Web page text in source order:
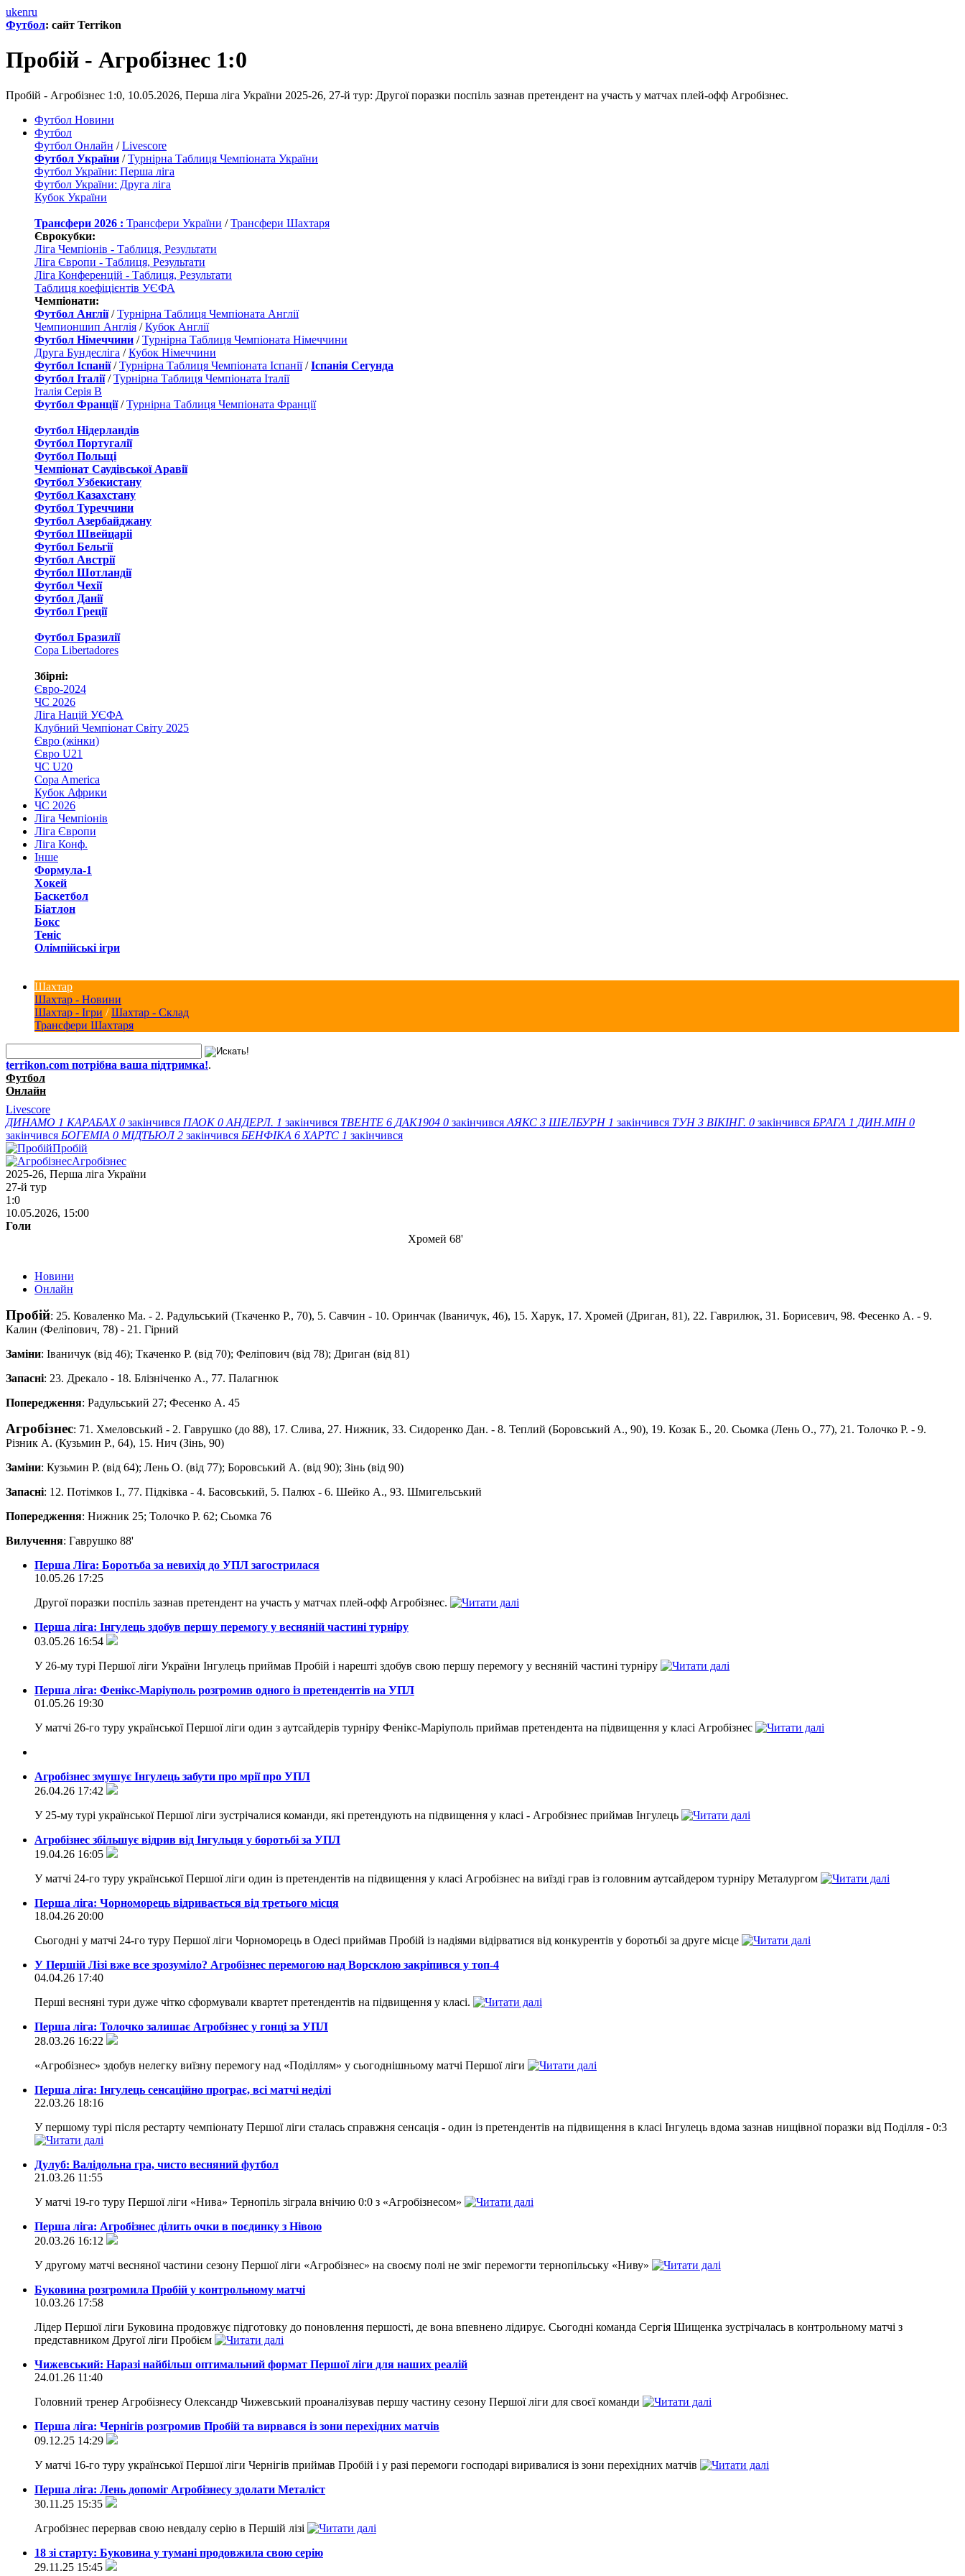
ukenru
Футбол: сайт Terrikon
Пробій - Агробізнес 1:0
Пробій - Агробізнес 1:0, 10.05.2026, Перша ліга України 2025-26, 27-й тур: Другої поразки поспіль зазнав претендент на участь у матчах плей-офф Агробізнес.
Футбол Новини
Футбол
Футбол Онлайн /Livescore
Футбол України /Турнірна Таблиця Чемпіоната України
Футбол України: Перша ліга
Футбол України: Друга ліга
Кубок України
Трансфери 2026 : Трансфери України /Трансфери Шахтаря
Єврокубки:
Ліга Чемпіонів - Таблиця, Результати
Ліга Європи - Таблиця, Результати
Ліга Конференцій - Таблиця, Результати
Таблиця коефіцієнтів УЄФА
Чемпіонати:
Футбол Англії/Турнірна Таблиця Чемпіоната Англії
Чемпионшип Англія /Кубок Англії
Футбол Німеччини /Турнірна Таблиця Чемпіоната Німеччини
Друга Бундесліга /Кубок Німеччини
Футбол Іспанії/Турнірна Таблиця Чемпіоната Іспанії/Іспанія Сегунда
Футбол Італії/Турнірна Таблиця Чемпіоната Італії
Італія Серія B
Футбол Франції/Турнірна Таблиця Чемпіоната Франції
Футбол Нідерландiв
Футбол Португалії
Футбол Польщі
Чемпіонат Саудівської Аравії
Футбол Узбекистану
Футбол Казахстану
Футбол Туреччини
Футбол Азербайджану
Футбол Швейцаріі
Футбол Бельгії
Футбол Австрії
Футбол Шотландії
Футбол Чехії
Футбол Данії
Футбол Греції
Футбол Бразилії
Copa Libertadores
Збірні:
Євро-2024
ЧС 2026
Ліга Націй УЄФА
Клубний Чемпіонат Світу 2025
Євро (жінки)
Євро U21
ЧС U20
Copa America
Кубок Африки
ЧС 2026
Ліга Чемпіонів
Ліга Європи
Ліга Конф.
Інше
Формула-1
Хокей
Баскетбол
Біатлон
Бокс
Теніс
Олімпійські ігри
Шахтар
Шахтар - Новини
Шахтар - Ігри /Шахтар - Склад
Трансфери Шахтаря
terrikon.com потрібна ваша підтримка!.
Футбол
Онлайн
Livescore
ДИНАМО 1 КАРАБАХ 0 закінчився ПАОК 0 АНДЕРЛ. 1 закінчився ТВЕНТЕ 6 ДАК1904 0 закінчився АЯКС 3 ШЕЛБУРН 1 закінчився ТУН 3 ВІКІНГ. 0 закінчився БРАГА 1 ДИН.МІН 0
закінчився БОГЕМІА 0 МІДТЬЮЛ 2 закінчився БЕНФІКА 6 ХАРТС 1 закінчився
Пробій
Агробізнес
2025-26, Перша ліга України
27-й тур
1:0
10.05.2026, 15:00
Голи
Хромей 68'
Новини
Онлайн
Пробій: 25. Коваленко Ма. - 2. Радульський (Ткаченко Р., 70), 5. Савчин - 10. Оринчак (Іваничук, 46), 15. Харук, 17. Хромей (Дриган, 81), 22. Гаврилюк, 31. Борисевич, 98. Фесенко А. - 9.
Калин (Феліпович, 78) - 21. Гірний
Заміни: Іваничук (від 46); Ткаченко Р. (від 70); Феліпович (від 78); Дриган (від 81)
Запасні: 23. Дрекало - 18. Блізніченко А., 77. Палагнюк
Попередження: Радульський 27; Фесенко А. 45
Агробізнес: 71. Хмеловський - 2. Гаврушко (до 88), 17. Слива, 27. Нижник, 33. Сидоренко Дан. - 8. Теплий (Боровський А., 90), 19. Козак Б., 20. Сьомка (Лень О., 77), 21. Толочко Р. - 9.
Різник А. (Кузьмин Р., 64), 15. Нич (Зінь, 90)
Заміни: Кузьмин Р. (від 64); Лень О. (від 77); Боровський А. (від 90); Зінь (від 90)
Запасні: 12. Потімков І., 77. Підківка - 4. Басовський, 5. Палюх - 6. Шейко А., 93. Шмигельський
Попередження: Нижник 25; Толочко Р. 62; Сьомка 76
Вилучення: Гаврушко 88'
Перша Ліга: Боротьба за невихід до УПЛ загострилася
10.05.26 17:25
Другої поразки поспіль зазнав претендент на участь у матчах плей-офф Агробізнес.
Перша ліга: Інгулець здобув першу перемогу у весняній частині турніру
03.05.26 16:54
У 26-му турі Першої ліги України Інгулець приймав Пробій і нарешті здобув свою першу перемогу у весняній частині турніру
Перша ліга: Фенікс-Маріуполь розгромив одного із претендентів на УПЛ
01.05.26 19:30
У матчі 26-го туру української Першої ліги один з аутсайдерів турніру Фенікс-Маріуполь приймав претендента на підвищення у класі Агробізнес
Агробізнес змушує Інгулець забути про мрії про УПЛ
26.04.26 17:42
У 25-му турі української Першої ліги зустрічалися команди, які претендують на підвищення у класі - Агробізнес приймав Інгулець
Агробізнес збільшує відрив від Інгульця у боротьбі за УПЛ
19.04.26 16:05
У матчі 24-го туру української Першої ліги один із претендентів на підвищення у класі Агробізнес на виїзді грав із головним аутсайдером турніру Металургом
Перша ліга: Чорноморець відривається від третього місця
18.04.26 20:00
Сьогодні у матчі 24-го туру Першої ліги Чорноморець в Одесі приймав Пробій із надіями відірватися від конкурентів у боротьбі за друге місце
У Першій Лізі вже все зрозуміло? Агробізнес перемогою над Ворсклою закріпився у топ-4
04.04.26 17:40
Перші весняні тури дуже чітко сформували квартет претендентів на підвищення у класі.
Перша ліга: Толочко залишає Агробізнес у гонці за УПЛ
28.03.26 16:22
«Агробізнес» здобув нелегку виїзну перемогу над «Поділлям» у сьогоднішньому матчі Першої ліги
Перша ліга: Інгулець сенсаційно програє, всі матчі неділі
22.03.26 18:16
У першому турі після рестарту чемпіонату Першої ліги сталась справжня сенсація - один із претендентів на підвищення в класі Інгулець вдома зазнав нищівної поразки від Поділля - 0:3
Дулуб: Валідольна гра, чисто весняний футбол
21.03.26 11:55
У матчі 19-го туру Першої ліги «Нива» Тернопіль зіграла внічию 0:0 з «Агробізнесом»
Перша ліга: Агробізнес ділить очки в поєдинку з Нівою
20.03.26 16:12
У другому матчі весняної частини сезону Першої ліги «Агробізнес» на своєму полі не зміг перемогти тернопільську «Ниву»
Буковина розгромила Пробій у контрольному матчі
10.03.26 17:58
Лідер Першої ліги Буковина продовжує підготовку до поновлення першості, де вона впевнено лідирує. Сьогодні команда Сергія Шищенка зустрічалась в контрольному матчі з
представником Другої ліги Пробієм
Чижевський: Наразі найбільш оптимальний формат Першої ліги для наших реалій
24.01.26 11:40
Головний тренер Агробізнесу Олександр Чижевський проаналізував першу частину сезону Першої ліги для своєї команди
Перша ліга: Чернігів розгромив Пробій та вирвався із зони перехідних матчів
09.12.25 14:29
У матчі 16-го туру української Першої ліги Чернігів приймав Пробій і у разі перемоги господарі виривалися із зони перехідних матчів
Перша ліга: Лень допоміг Агробізнесу здолати Металіст
30.11.25 15:35
Агробізнес перервав свою невдалу серію в Першій лізі
18 зі старту: Буковина у тумані продовжила свою серію
29.11.25 15:45